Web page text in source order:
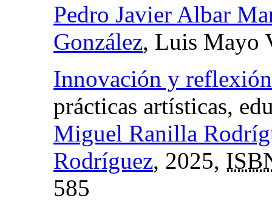
Pedro Javier Albar
González, Luis Mayo
Innovación y
prácticas artísticas,
Miguel Ranilla
Rodríguez, 2025,
585